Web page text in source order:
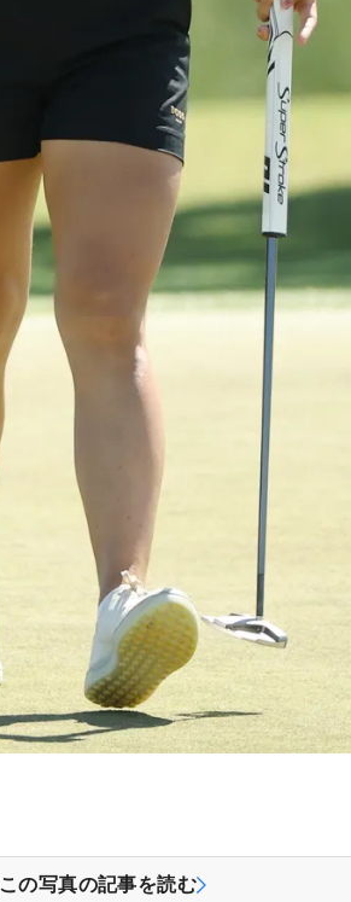
この写真の記事を読む